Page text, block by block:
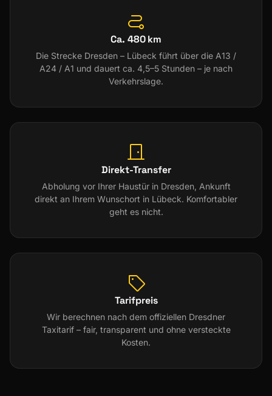
Ca. 480 km
Die Strecke Dresden – Lübeck führt über die A13 /
A24 / A1 und dauert ca. 4,5–5 Stunden – je nach
Verkehrslage.
Direkt-Transfer
Abholung vor Ihrer Haustür in Dresden, Ankunft
direkt an Ihrem Wunschort in Lübeck. Komfortabler
geht es nicht.
Tarifpreis
Wir berechnen nach dem offiziellen Dresdner
Taxitarif – fair, transparent und ohne versteckte
Kosten.